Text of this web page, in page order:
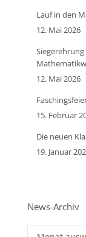
Lauf in den
12. Mai 2026
12. Mai 2026
15. Februar
Die neuen
19. Januar
News-Archiv